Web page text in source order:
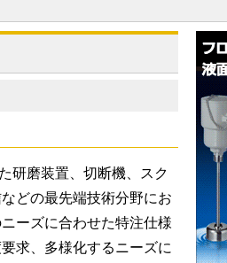
研磨装置、切断機、スク
どの最先端技術分野にお
ーズに合わせた特注仕様
求、多様化するニーズに